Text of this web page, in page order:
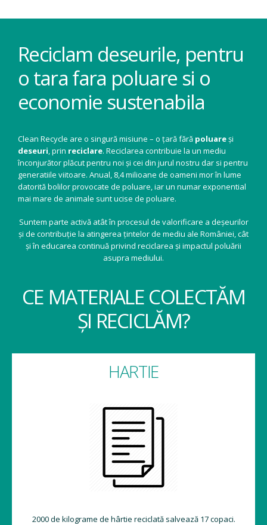
Reciclam deseurile, pentru
o tara fara poluare si o
economie sustenabila
Clean Recycle are o singură misiune – o țară fără poluareși
deseuri, prin reciclare. Reciclarea contribuie la un mediu
înconjurător plăcut pentru noi și cei din jurul nostru dar si pentru
generatiile viitoare. Anual, 8,4 milioane de oameni mor în lume
datorită bolilor provocate de poluare, iar un numar exponential
mai mare de animale sunt ucise de poluare.
Suntem parte activă atât în procesul de valorificare a deșeurilor
și de contribuție la atingerea țintelor de mediu ale României, cât
și în educarea continuă privind reciclarea și impactul poluării
asupra mediului.
CE MATERIALE COLECTĂM
ȘI RECICLĂM?
HARTIE
2000 de kilograme de hârtie reciclată salvează 17 copaci.